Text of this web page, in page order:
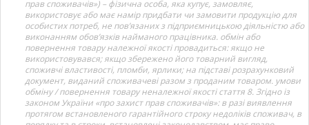
прав споживачів») – фізична особа, яка купує, замовляє,
використовує або має намір придбати чи замовити продукцію для
особистих потреб, не пов’язаних з підприємницькою діяльністю або
виконанням обов’язків найманого працівника. обмін або
повернення товару належної якості провадиться: якщо не
використовувався; якщо збережено його товарний вигляд,
споживчі властивості, пломби, ярлики; на підставі розрахунковий
документ, виданий споживачеві разом з проданим товаром. умови
обміну / повернення товару неналежної якості стаття 8. Згідно із
законом України «про захист прав споживачів»: в разі виявлення
протягом встановленого гарантійного строку недоліків споживач, в